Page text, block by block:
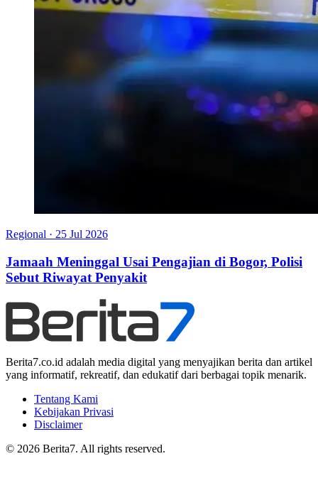
Regional · 25 Jul 2026
Jamaah Meninggal Usai Pengajian di Bogor, Polisi
Sebut Riwayat Penyakit
Berita7.co.id adalah media digital yang menyajikan berita dan artikel
yang informatif, rekreatif, dan edukatif dari berbagai topik menarik.
Tentang Kami
Kebijakan Privasi
Disclaimer
© 2026 Berita7. All rights reserved.